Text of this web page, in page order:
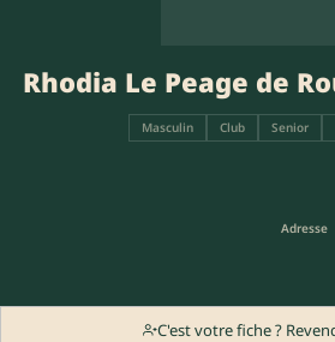
Rhodia Le Peage de
Masculin Club Senior
Adresse
C'est votre fiche ?